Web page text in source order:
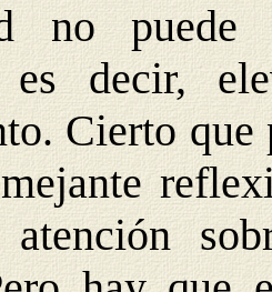
no puede
es decir,
Cierto